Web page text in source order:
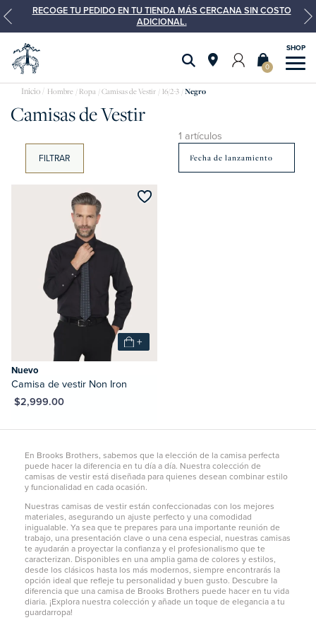
RECOGE TU PEDIDO EN TU TIENDA MÁS CERCANA SIN COSTO
ADICIONAL.
0
Camisas
de
vestir
Hombre Ropa Camisas de Vestir 16/2-3 Negro
Camisas de Vestir
FILTRAR
1 artículos
+
Nuevo
Camisa de vestir Non Iron
$2,999.00
En Brooks Brothers, sabemos que la elección de la camisa perfecta
puede hacer la diferencia en tu día a día. Nuestra colección de
camisas de vestir está diseñada para quienes desean combinar estilo
y funcionalidad en cada ocasión.
Nuestras camisas de vestir están confeccionadas con los mejores
materiales, asegurando un ajuste perfecto y una comodidad
inigualable. Ya sea que te prepares para una importante reunión de
trabajo, una presentación clave o una cena especial, nuestras camisas
te ayudarán a proyectar la confianza y el profesionalismo que te
caracterizan. Disponibles en una amplia gama de colores y estilos,
desde los clásicos hasta los más modernos, siempre encontrarás la
opción ideal que refleje tu personalidad y buen gusto. Descubre la
diferencia que una camisa de Brooks Brothers puede hacer en tu vida
diaria. ¡Explora nuestra colección y añade un toque de elegancia a tu
guardarropa!